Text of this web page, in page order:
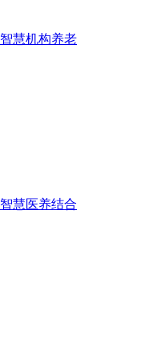
智慧机构养老
智慧医养结合